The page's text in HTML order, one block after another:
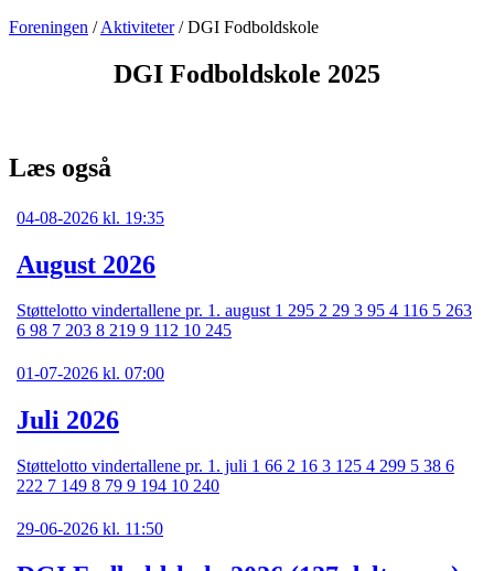
Foreningen /Aktiviteter/ DGI Fodboldskole
DGI Fodboldskole 2025
Læs også
04-08-2026 kl. 19:35
August 2026
Støttelotto vindertallene pr. 1. august 1 295 2 29 3 95 4 116 5 263
6 98 7 203 8 219 9 112 10 245
01-07-2026 kl. 07:00
Juli 2026
Støttelotto vindertallene pr. 1. juli 1 66 2 16 3 125 4 299 5 38 6
222 7 149 8 79 9 194 10 240
29-06-2026 kl. 11:50